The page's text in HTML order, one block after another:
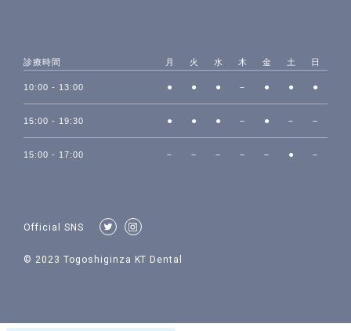
診療時間 月 火 水 木 金 土 日
10:00 - 13:00 ● ● ● － ● ● ●
15:00 - 19:30 ● ● ● － ● － －
15:00 - 17:00 － － － － － ● －
Official SNS
© 2023 Togoshiginza KT Dental